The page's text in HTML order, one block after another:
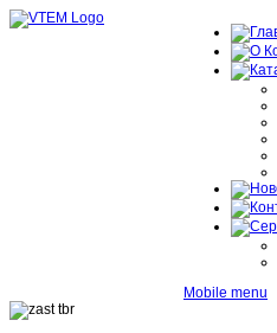
Mobile menu